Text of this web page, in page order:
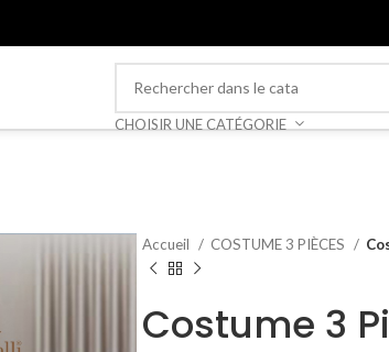
CHOISIR UNE CATÉGORIE
Accueil COSTUME 3 PIÈCES
Costume 3